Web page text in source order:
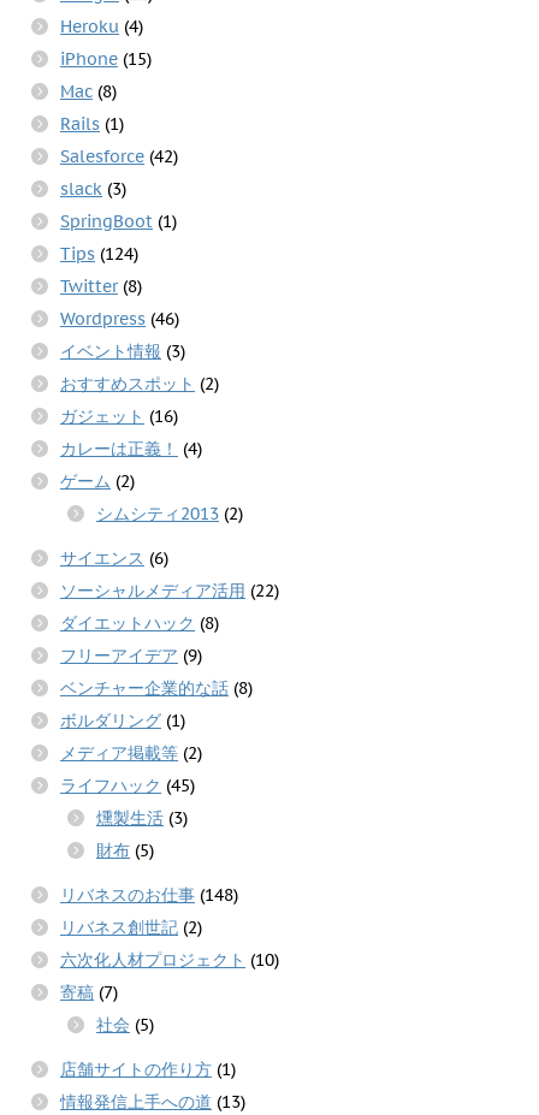
Heroku (4)
iPhone (15)
Mac (8)
Rails (1)
Salesforce (42)
slack (3)
SpringBoot (1)
Tips (124)
Twitter(8)
Wordpress (46)
イベント情報 (3)
おすすめスポット (2)
ガジェット (16)
カレーは正義！
(4)
ゲーム (2)
シムシティ2013 (2)
サイエンス (6)
ソーシャルメディア活用 (22)
ダイエットハック (8)
フリーアイデア (9)
ベンチャー企業的な話 (8)
ボルダリング (1)
メディア掲載等 (2)
ライフハック (45)
燻製生活 (3)
財布 (5)
リバネスのお仕事 (148)
リバネス創世記 (2)
六次化人材プロジェクト (10)
寄稿 (7)
社会 (5)
店舗サイトの作り方 (1)
情報発信上手への道 (13)